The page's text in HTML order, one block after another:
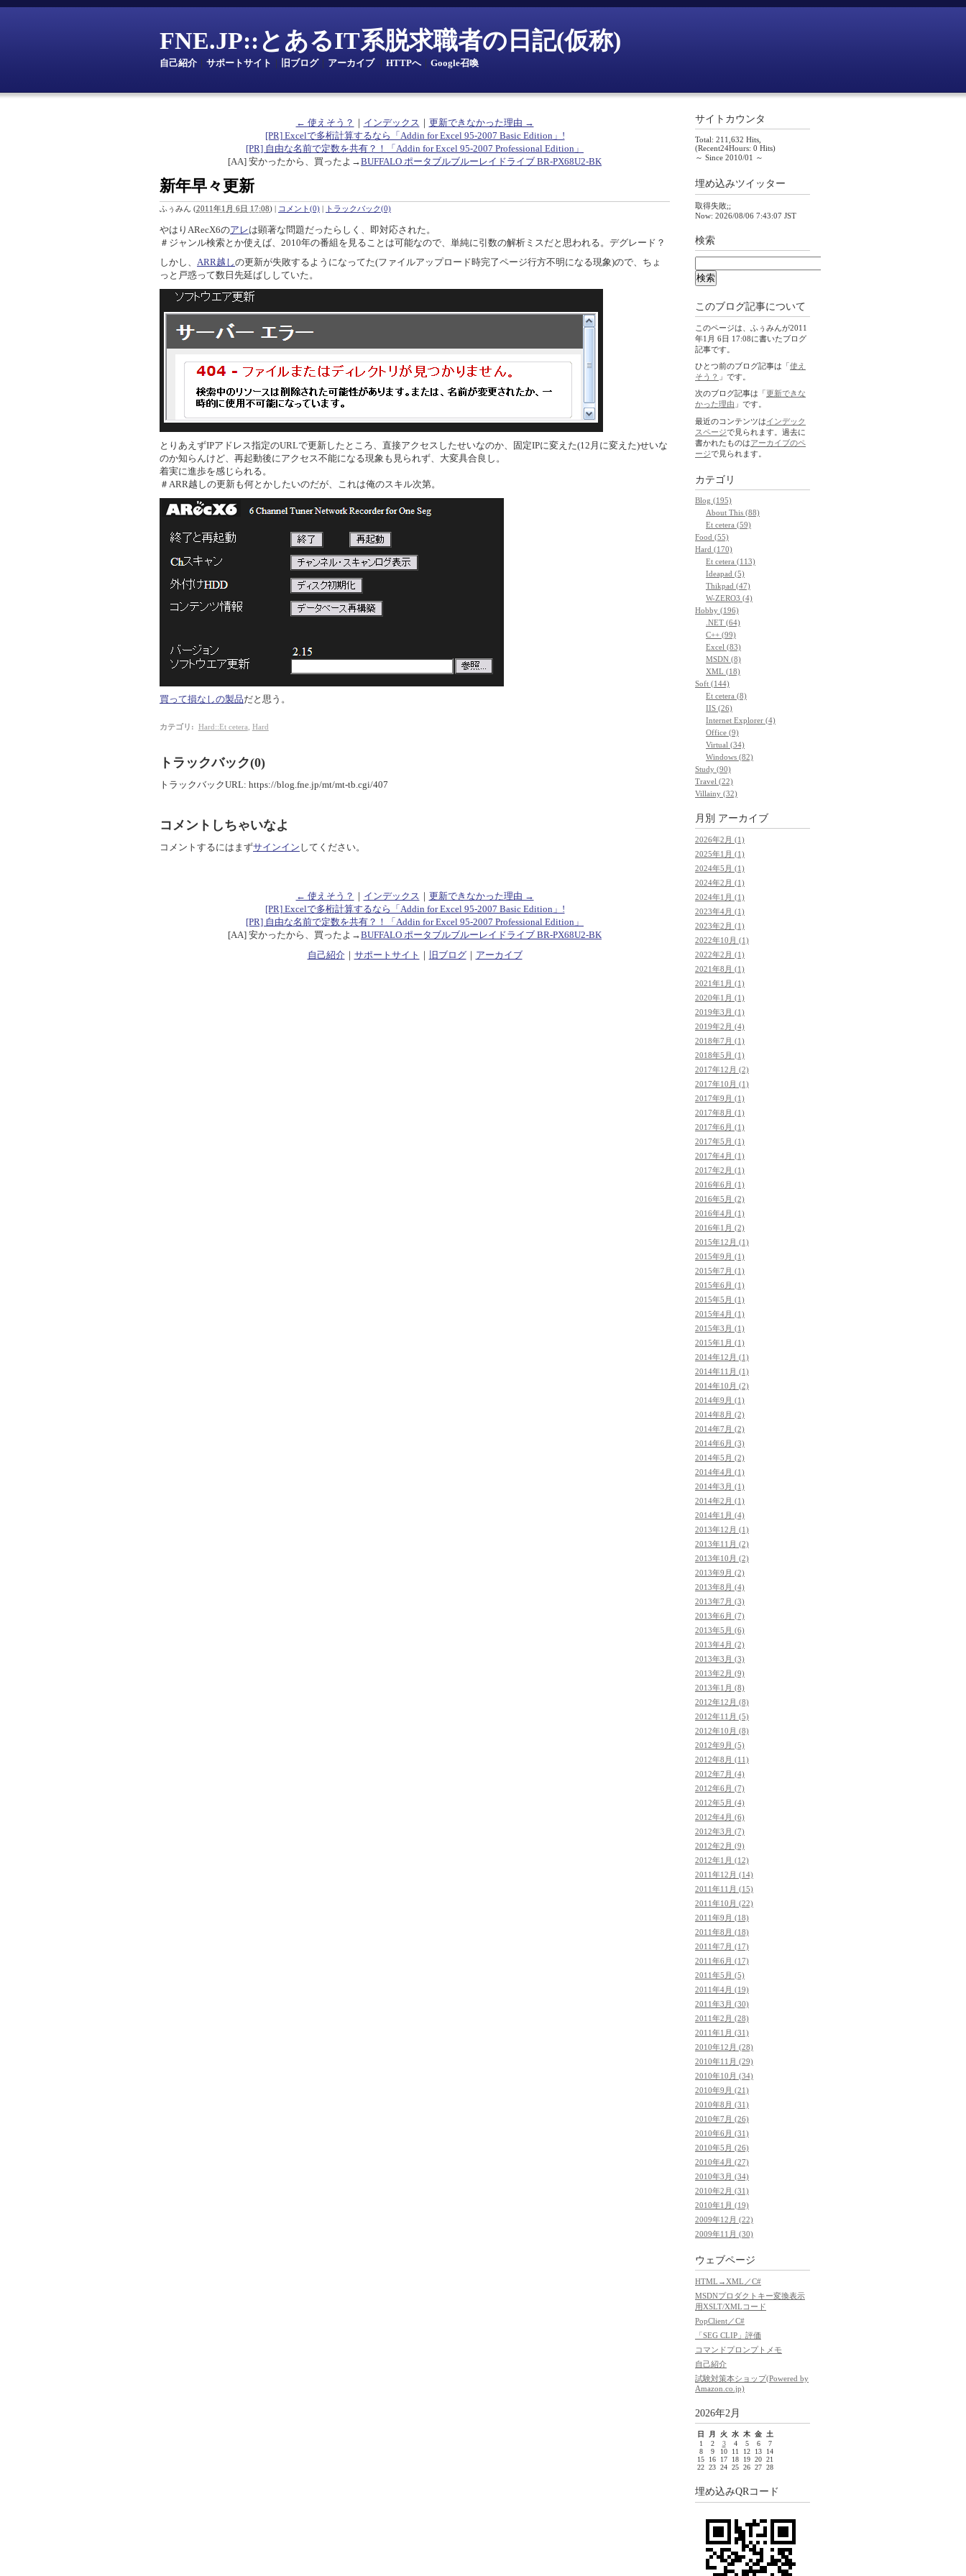
FNE.JP::とあるIT系脱求職者の日記(仮称)
自己紹介 サポートサイト 旧ブログ｜ アーカイブ｜ HTTPへ｜ Google召喚
← 使えそう？ ｜ インデックス ｜ 更新できなかった理由 →
[PR] Excelで多桁計算するなら「Addin for Excel 95-2007 Basic Edition」!
[PR] 自由な名前で定数を共有？！「Addin for Excel 95-2007 Professional Edition」
[AA] 安かったから、買ったよ→BUFFALO ポータブルブルーレイドライブ BR-PX68U2-BK
新年早々更新
ふぅみん (2011年1月 6日 17:08) | コメント(0) | トラックバック(0)
やはりARecX6のアレは顕著な問題だったらしく、即対応された。
＃ジャンル検索とか使えば、2010年の番組を見ることは可能なので、単純に引数の解析ミスだと思われる。デグレード？
しかし、 ARR越しの更新が失敗するようになってた(ファイルアップロード時完了ページ行方不明になる現象)ので、ちょ
っと戸惑って数日先延ばししていた。
とりあえずIPアドレス指定のURLで更新したところ、直接アクセスしたせいなのか、固定IPに変えた(12月に変えた)せいな
のか知らんけど、再起動後にアクセス不能になる現象も見られず、大変具合良し。
着実に進歩を感じられる。
＃ARR越しの更新も何とかしたいのだが、これは俺のスキル次第。
買って損なしの製品だと思う。
カテゴリ : Hard::Et cetera, Hard
トラックバック(0)
トラックバックURL: https://blog.fne.jp/mt/mt-tb.cgi/407
コメントしちゃいなよ
コメントするにはまずサインイン してください。
← 使えそう？ ｜ インデックス ｜ 更新できなかった理由 →
[PR] Excelで多桁計算するなら「Addin for Excel 95-2007 Basic Edition」!
[PR] 自由な名前で定数を共有？！「Addin for Excel 95-2007 Professional Edition」
[AA] 安かったから、買ったよ→BUFFALO ポータブルブルーレイドライブ BR-PX68U2-BK
自己紹介｜ サポートサイト ｜ 旧ブログ｜ アーカイブ
サイトカウンタ
Total: 211,632 Hits,
(Recent24Hours: 0 Hits)
～ Since 2010/01 ～
埋め込みツイッター
取得失敗;;
Now: 2026/08/06 7:43:07 JST
検索
このブログ記事について
このページは、ふぅみんが2011
年1月 6日 17:08に書いたブログ
記事です。
ひとつ前のブログ記事は「使え
そう？ 」です。
次のブログ記事は「 更新できな
かった理由 」です。
最近のコンテンツはインデック
スページで見られます。過去に
書かれたものはアーカイブのペ
ージで見られます。
カテゴリ
Blog (195)
About This (88)
Et cetera (59)
Food (55)
Hard (170)
Et cetera (113)
Ideapad (5)
Thikpad (47)
W-ZERO3 (4)
Hobby (196)
.NET (64)
C++ (99)
Excel (83)
MSDN (8)
XML (18)
Soft (144)
Et cetera (8)
IIS (26)
Internet Explorer (4)
Office (9)
Virtual (34)
Windows (82)
Study (90)
Travel (22)
Villainy (32)
月別 アーカイブ
2026年2月 (1)
2025年1月 (1)
2024年5月 (1)
2024年2月 (1)
2024年1月 (1)
2023年4月 (1)
2023年2月 (1)
2022年10月 (1)
2022年2月 (1)
2021年8月 (1)
2021年1月 (1)
2020年1月 (1)
2019年3月 (1)
2019年2月 (4)
2018年7月 (1)
2018年5月 (1)
2017年12月 (2)
2017年10月 (1)
2017年9月 (1)
2017年8月 (1)
2017年6月 (1)
2017年5月 (1)
2017年4月 (1)
2017年2月 (1)
2016年6月 (1)
2016年5月 (2)
2016年4月 (1)
2016年1月 (2)
2015年12月 (1)
2015年9月 (1)
2015年7月 (1)
2015年6月 (1)
2015年5月 (1)
2015年4月 (1)
2015年3月 (1)
2015年1月 (1)
2014年12月 (1)
2014年11月 (1)
2014年10月 (2)
2014年9月 (1)
2014年8月 (2)
2014年7月 (2)
2014年6月 (3)
2014年5月 (2)
2014年4月 (1)
2014年3月 (1)
2014年2月 (1)
2014年1月 (4)
2013年12月 (1)
2013年11月 (2)
2013年10月 (2)
2013年9月 (2)
2013年8月 (4)
2013年7月 (3)
2013年6月 (7)
2013年5月 (6)
2013年4月 (2)
2013年3月 (3)
2013年2月 (9)
2013年1月 (8)
2012年12月 (8)
2012年11月 (5)
2012年10月 (8)
2012年9月 (5)
2012年8月 (11)
2012年7月 (4)
2012年6月 (7)
2012年5月 (4)
2012年4月 (6)
2012年3月 (7)
2012年2月 (9)
2012年1月 (12)
2011年12月 (14)
2011年11月 (15)
2011年10月 (22)
2011年9月 (18)
2011年8月 (18)
2011年7月 (17)
2011年6月 (17)
2011年5月 (5)
2011年4月 (19)
2011年3月 (30)
2011年2月 (28)
2011年1月 (31)
2010年12月 (28)
2010年11月 (29)
2010年10月 (34)
2010年9月 (21)
2010年8月 (31)
2010年7月 (26)
2010年6月 (31)
2010年5月 (26)
2010年4月 (27)
2010年3月 (34)
2010年2月 (31)
2010年1月 (19)
2009年12月 (22)
2009年11月 (30)
ウェブページ
HTML→XML／C#
MSDNプロダクトキー変換表示
用XSLT/XMLコード
PopClient／C#
「SEG CLIP」評価
コマンドプロンプトメモ
自己紹介
試験対策本ショップ(Powered by
Amazon.co.jp)
2026年2月
日 月 火 水 木 金 土
1
2 3 4 5 6
7
8
9 10 11 12 13
14
15
16 17 18 19 20 21
22 23 24 25 26 27 28
埋め込みQRコード